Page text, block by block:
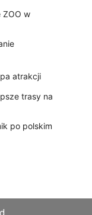
ZOO w
atrakcji
trasy na
po polskim